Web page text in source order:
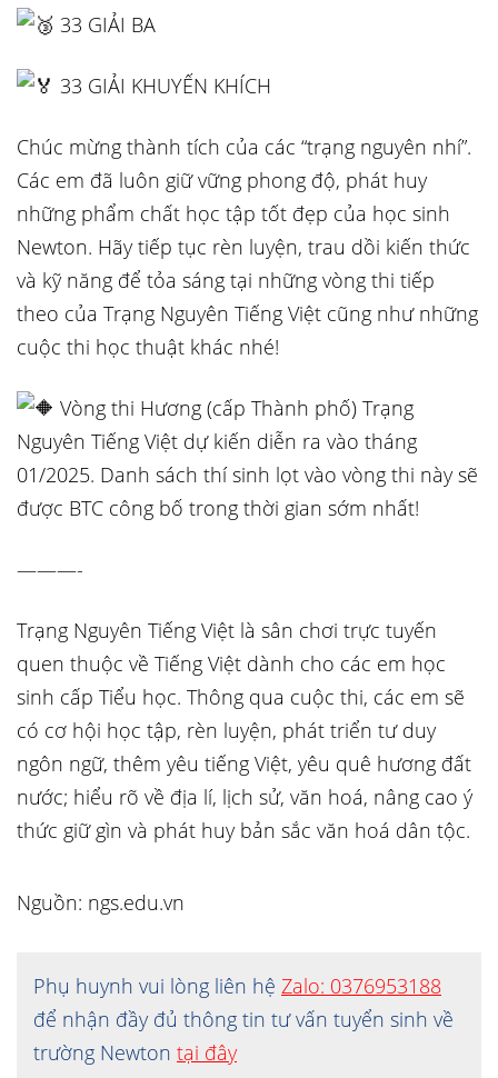
33 GIẢI BA
33 GIẢI KHUYẾN KHÍCH
Chúc mừng thành tích của các “trạng nguyên nhí”.
Các em đã luôn giữ vững phong độ, phát huy
những phẩm chất học tập tốt đẹp của học sinh
Newton. Hãy tiếp tục rèn luyện, trau dồi kiến thức
và kỹ năng để tỏa sáng tại những vòng thi tiếp
theo của Trạng Nguyên Tiếng Việt cũng như những
cuộc thi học thuật khác nhé!
Vòng thi Hương (cấp Thành phố) Trạng
Nguyên Tiếng Việt dự kiến diễn ra vào tháng
01/2025. Danh sách thí sinh lọt vào vòng thi này sẽ
được BTC công bố trong thời gian sớm nhất!
———-
Trạng Nguyên Tiếng Việt là sân chơi trực tuyến
quen thuộc về Tiếng Việt dành cho các em học
sinh cấp Tiểu học. Thông qua cuộc thi, các em sẽ
có cơ hội học tập, rèn luyện, phát triển tư duy
ngôn ngữ, thêm yêu tiếng Việt, yêu quê hương đất
nước; hiểu rõ về địa lí, lịch sử, văn hoá, nâng cao ý
thức giữ gìn và phát huy bản sắc văn hoá dân tộc.
Nguồn: ngs.edu.vn
Phụ huynh vui lòng liên hệ Zalo: 0376953188
để nhận đầy đủ thông tin tư vấn tuyển sinh về
trường Newton tại đây